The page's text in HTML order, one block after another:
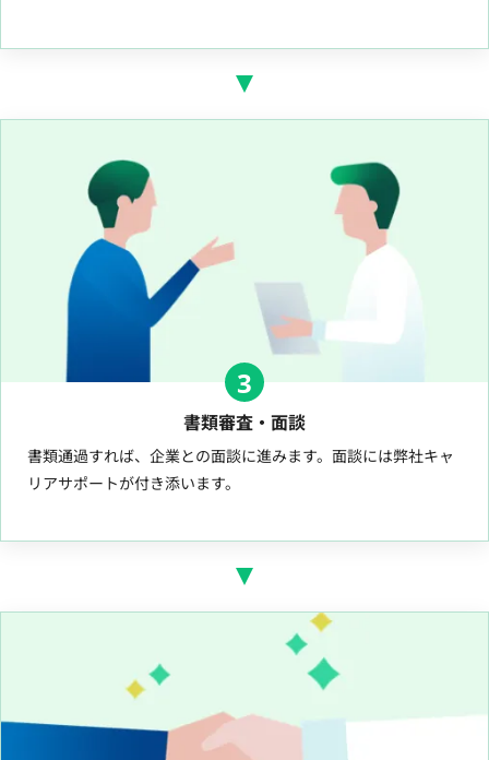
3
書類審査・面談
書類通過すれば、企業との面談に進みます。面談には弊社キャ
リアサポートが付き添います。